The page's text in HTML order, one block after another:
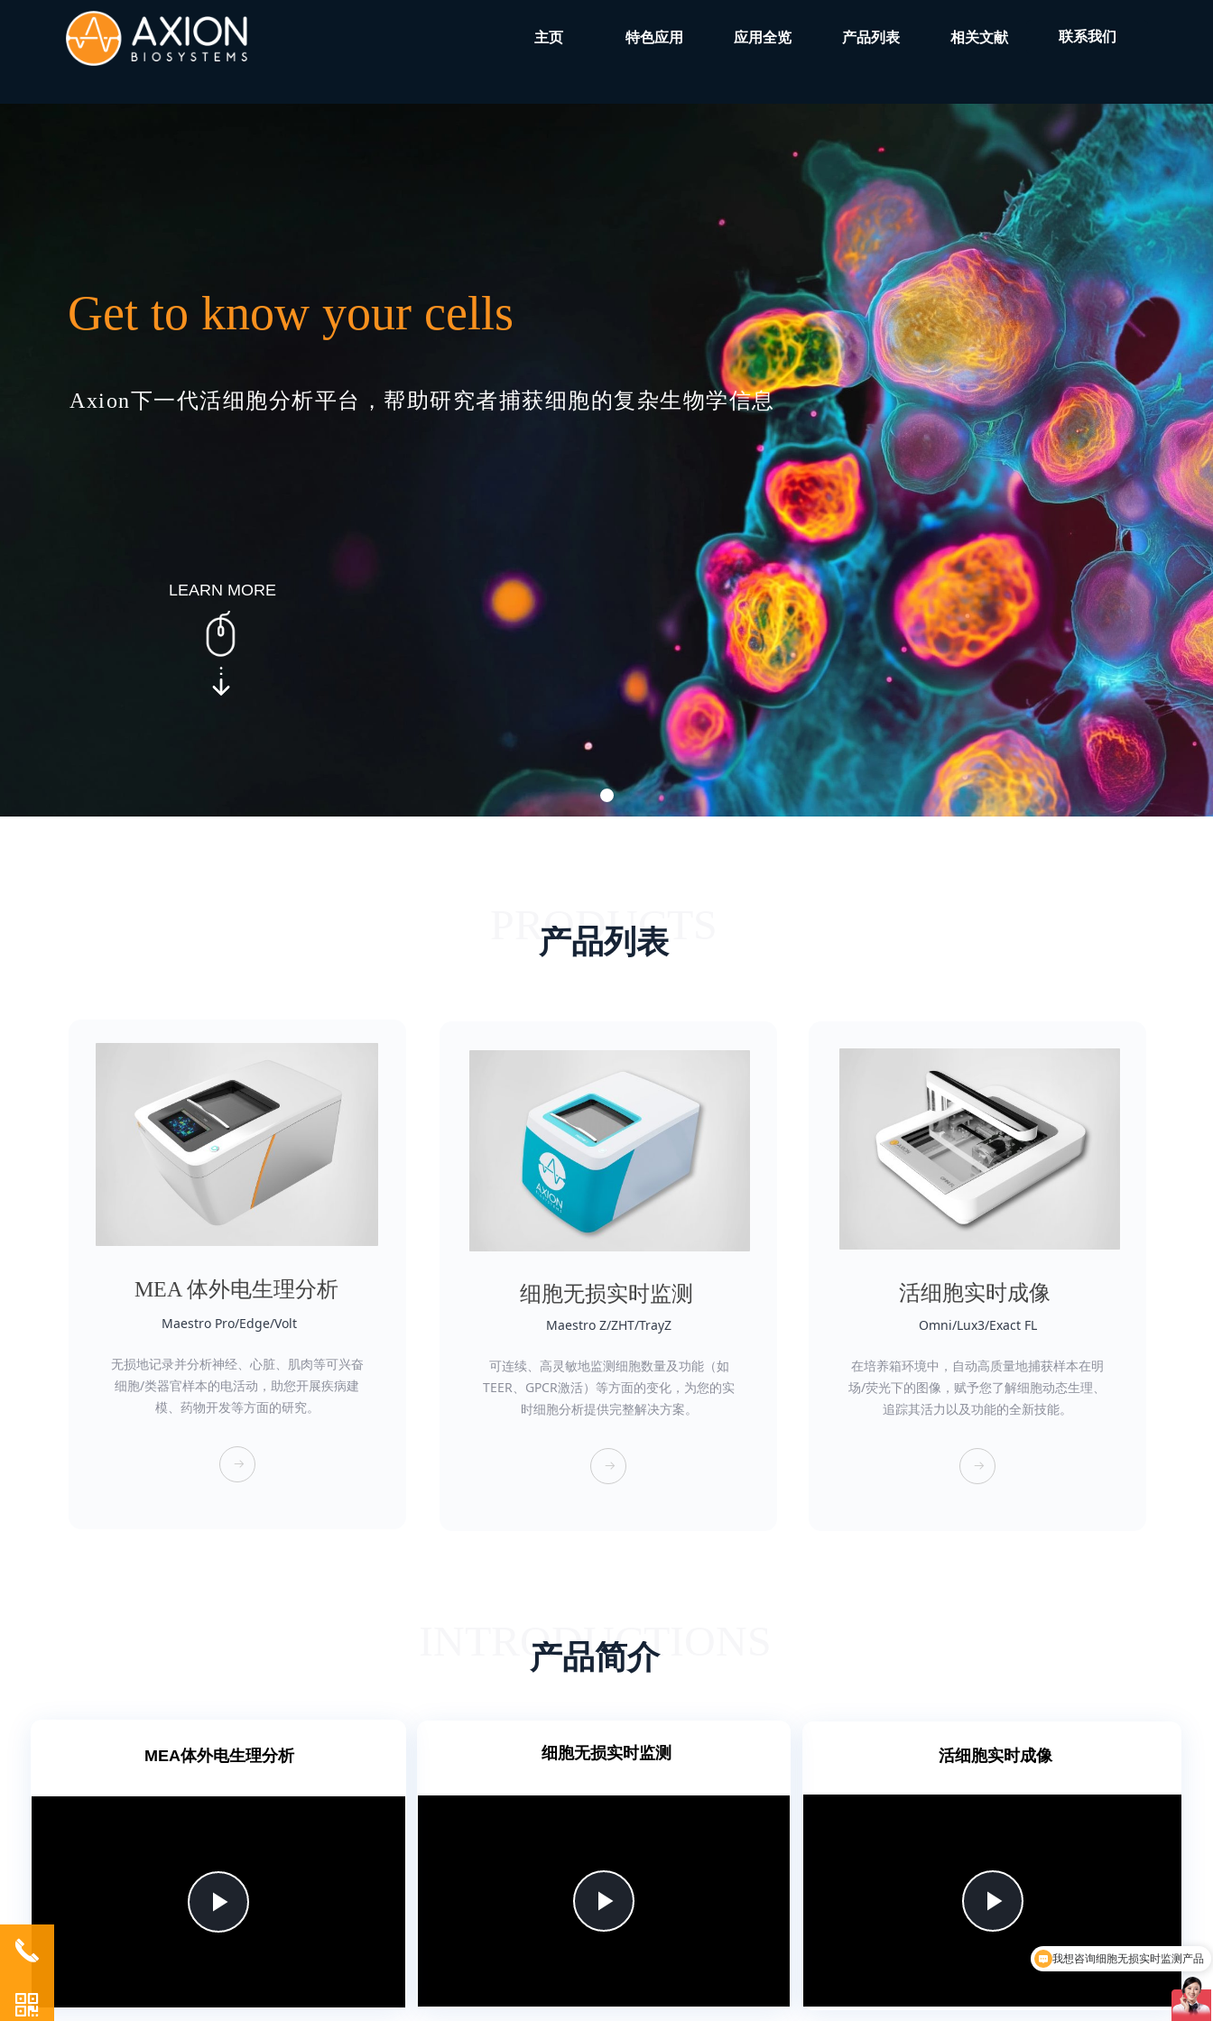
特色应用 应用全览 产品列表 相关文献
主页 联系我们
뀠
Maestro Pro/Edge/Volt
无损地记录并分析神经、心脏、肌肉等可兴奋
细胞/类器官样本的电活动，助您开展疾病建
模、药物开发等方面的研究。
MEA 体外电生理分析
Maestro Z/ZHT/TrayZ
可连续、高灵敏地监测细胞数量及功能（如
TEER、GPCR激活）等方面的变化，为您的实
时细胞分析提供完整解决方案。
뀠
细胞无损实时监测
在培养箱环境中，自动高质量地捕获样本在明
场/荧光下的图像，赋予您了解细胞动态生理、
追踪其活力以及功能的全新技能。
Omni/Lux3/Exact FL
뀠
活细胞实时成像
PRODUCTS
产品列表
Get to know your cells
Axion下一代活细胞分析平台， 帮助研究者捕获细胞的复杂生物学信息
LEARN MORE
细胞无损实时监测
Play
Play
Video
活细胞实时成像
MEA体外电生理分析
Play
INTRODUCTIONS
产品简介
끅
낃
我想咨询细胞无损实时监测产品